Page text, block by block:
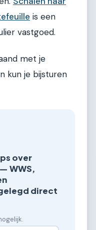
is een
vastgoed.
met je
kun je bijsturen
over
WWS,
direct